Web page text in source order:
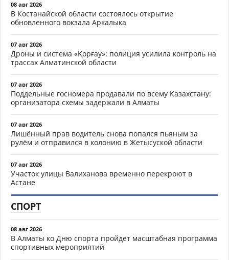
08 авг 2026
В Костанайской области состоялось открытие
обновленного вокзала Аркалыка
07 авг 2026
Дроны и система «Қорғау»: полиция усилила контроль на
трассах Алматинской области
07 авг 2026
Поддельные госномера продавали по всему Казахстану:
организатора схемы задержали в Алматы
07 авг 2026
Лишённый прав водитель снова попался пьяным за
рулём и отправился в колонию в Жетысуской области
07 авг 2026
Участок улицы Валиханова временно перекроют в
Астане
СПОРТ
08 авг 2026
В Алматы ко Дню спорта пройдет масштабная программа
спортивных мероприятий